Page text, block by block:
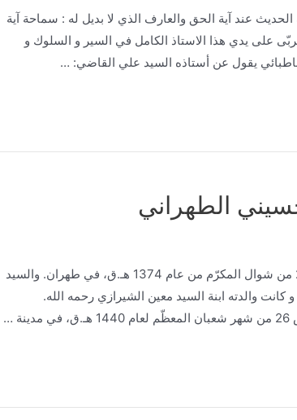
الحديث عند آية الحق والعارف الذي لا بديل له : سماحة آية
على يدي هذا الاستاذ الكامل في السير و السلوك و
يقول عن أستاذه السيد علي القاضي: …
الطهراني
الولادة: ولد السيد محمد محسن الطهراني قدس سره في 23 من شوال ‌المكرّم من عام 1374 هـ.ق، في طهران. والسيد
والدته ابنة السيد معين الشيرازي رحمه الله.